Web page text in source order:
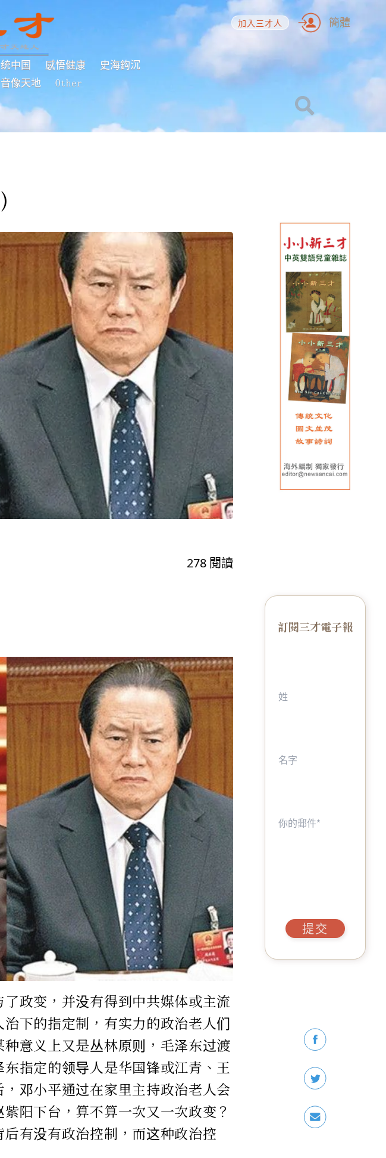
中国 感悟健康
史海鈎沉
音像天地 Other
加入三才人 簡體
278 閱讀
了政变，并没有得到中共媒体或主流
下的指定制，有实力的政治老人们
意义上又是丛林原则，毛泽东过渡
指定的领导人是华国锋或江青、王
邓小平通过在家里主持政治老人会
阳下台，算不算一次又一次政变？
有没有政治控制，而这种政治控
訂閱三才電子報
提交